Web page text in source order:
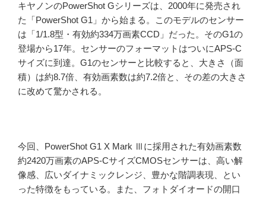
キヤノンのPowerShot Gシリーズは、2000年に発売され
た「PowerShot G1」から始まる。このモデルのセンサー
は「1/1.8型・有効約334万画素CCD」だった。そのG1の
登場から17年。センサーのフォーマットはついにAPS-C
サイズに到達。G1のセンサーと比較すると、大きさ（面
積）は約8.7倍、有効画素数は約7.2倍と、その差の大きさ
に改めて驚かされる。
今回、PowerShot G1 X Mark Ⅲに採用された有効画素数
約2420万画素のAPS-CサイズCMOSセンサーは、高い解
像感、広いダイナミックレンジ、豊かな階調表現、とい
った特徴をもっている。また、フォトダイオードの開口